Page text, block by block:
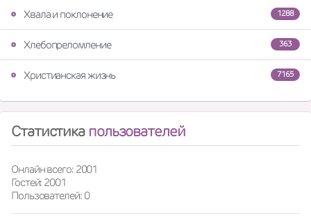
1288
Хвала и поклонение
363
Хлебопреломление
7165
Христианская жизнь
Статистика пользователей
Онлайн всего: 2001
Гостей: 2001
Пользователей: 0